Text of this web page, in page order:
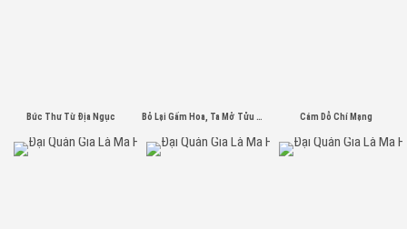
Bức Thư Từ Địa Ngục Bỏ Lại Gấm Hoa, Ta Mở Tửu Lâu Cám Dỗ Chí Mạng